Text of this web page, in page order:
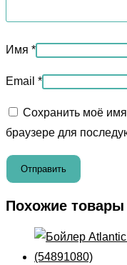
Имя *
Email *
Сохранить моё
браузере для
Похожие товары